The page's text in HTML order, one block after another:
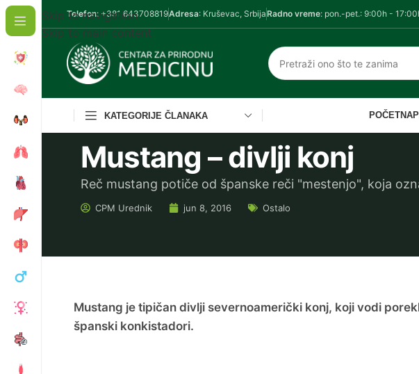
Skip to navigation
Skip to main content
Telefon: +381 643708819Adresa: Kruševac, SrbijaRadno vreme: pon.-pet.: 9:00h -
KATEGORIJE ČLANAKA POČETNA
Mustang – divlji konj
Reč mustang potiče od španske reči "mestenjo", koja
CPM Urednik jun 8, 2016 Ostalo
Mustang je tipičan divlji severnoamerički konj, koji vodi
španski konkistadori.